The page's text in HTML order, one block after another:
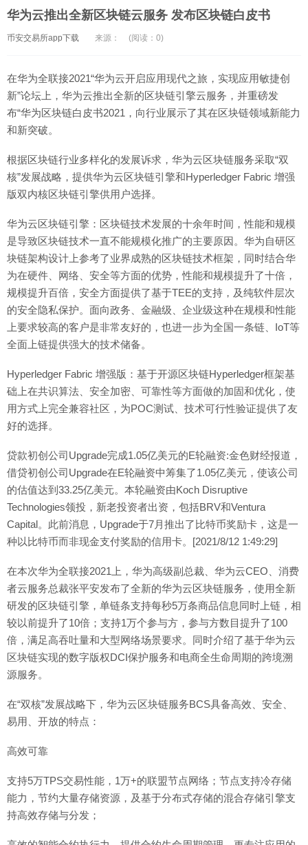
华为云推出全新区块链云服务 发布区块链白皮书
币安交易所app下载 来源： (阅读：0)
在华为全联接2021“华为云开启应用现代之旅，实现应用敏捷创
新”论坛上，华为云推出全新的区块链引擎云服务，并重磅发
布“华为区块链白皮书2021，向行业展示了其在区块链领域新能力
和新突破。
根据区块链行业多样化的发展诉求，华为云区块链服务采取“双
核”发展战略，提供华为云区块链引擎和Hyperledger Fabric 增强
版双内核区块链引擎供用户选择。
华为云区块链引擎：区块链技术发展的十余年时间，性能和规模
是导致区块链技术一直不能规模化推广的主要原因。华为自研区
块链架构设计上参考了业界成熟的区块链技术框架，同时结合华
为在硬件、网络、安全等方面的优势，性能和规模提升了十倍，
规模提升百倍，安全方面提供了基于TEE的支持，及纯软件层次
的安全隐私保护。面向政务、金融级、企业级这种在规模和性能
上要求较高的客户是非常友好的，也进一步为全国一条链、IoT等
全面上链提供强大的技术储备。
Hyperledger Fabric 增强版：基于开源区块链Hyperledger框架基
础上在共识算法、安全加密、可靠性等方面做的加固和优化，使
用方式上完全兼容社区，为POC测试、技术可行性验证提供了友
好的选择。
贷款初创公司Upgrade完成1.05亿美元的E轮融资:金色财经报道，
借贷初创公司Upgrade在E轮融资中筹集了1.05亿美元，使该公司
的估值达到33.25亿美元。本轮融资由Koch Disruptive
Technologies领投，新老投资者出资，包括BRV和Ventura
Capital。此前消息，Upgrade于7月推出了比特币奖励卡，这是一
种以比特币而非现金支付奖励的信用卡。[2021/8/12 1:49:29]
在本次华为全联接2021上，华为高级副总裁、华为云CEO、消费
者云服务总裁张平安发布了全新的华为云区块链服务，使用全新
研发的区块链引擎，单链条支持每秒5万条商品信息同时上链，相
较以前提升了10倍；支持1万个参与方，参与方数目提升了100
倍，满足高吞吐量和大型网络场景要求。同时介绍了基于华为云
区块链实现的数字版权DCI保护服务和电商全生命周期的跨境溯
源服务。
在“双核”发展战略下，华为云区块链服务BCS具备高效、安全、
易用、开放的特点：
高效可靠
支持5万TPS交易性能，1万+的联盟节点网络；节点支持冷存储
能力，节约大量存储资源，及基于分布式存储的混合存储引擎支
持高效存储与分发；